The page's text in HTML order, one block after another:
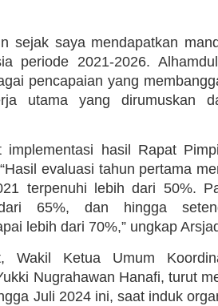
sejak saya mendapatkan
periode 2021-2026.
pencapaian yang
utama yang dirumuskan
implementasi hasil Rapat
evaluasi tahun pertama
terpenuhi lebih dari 50%.
65%, dan hingga
lebih dari 70%,” ungkap
Wakil Ketua Umum
Nugrahawan Hanafi, turut
Juli 2024 ini, saat induk